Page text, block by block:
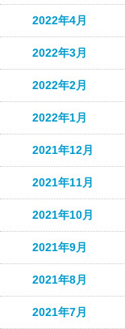
2022年4月
2022年3月
2022年2月
2022年1月
2021年12月
2021年11月
2021年10月
2021年9月
2021年8月
2021年7月